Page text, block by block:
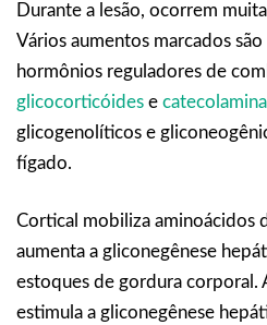
Durante a lesão, ocorrem
Vários aumentos marcados
hormônios reguladores de
glicocorticóides e catecolamina
glicogenolíticos e
fígado.
Cortical mobiliza aminoácidos
aumenta a gliconegênese
estoques de gordura corporal.
estimula a gliconegênese